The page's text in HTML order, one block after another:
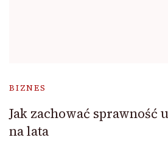
BIZNES
Jak zachować sprawność
na lata